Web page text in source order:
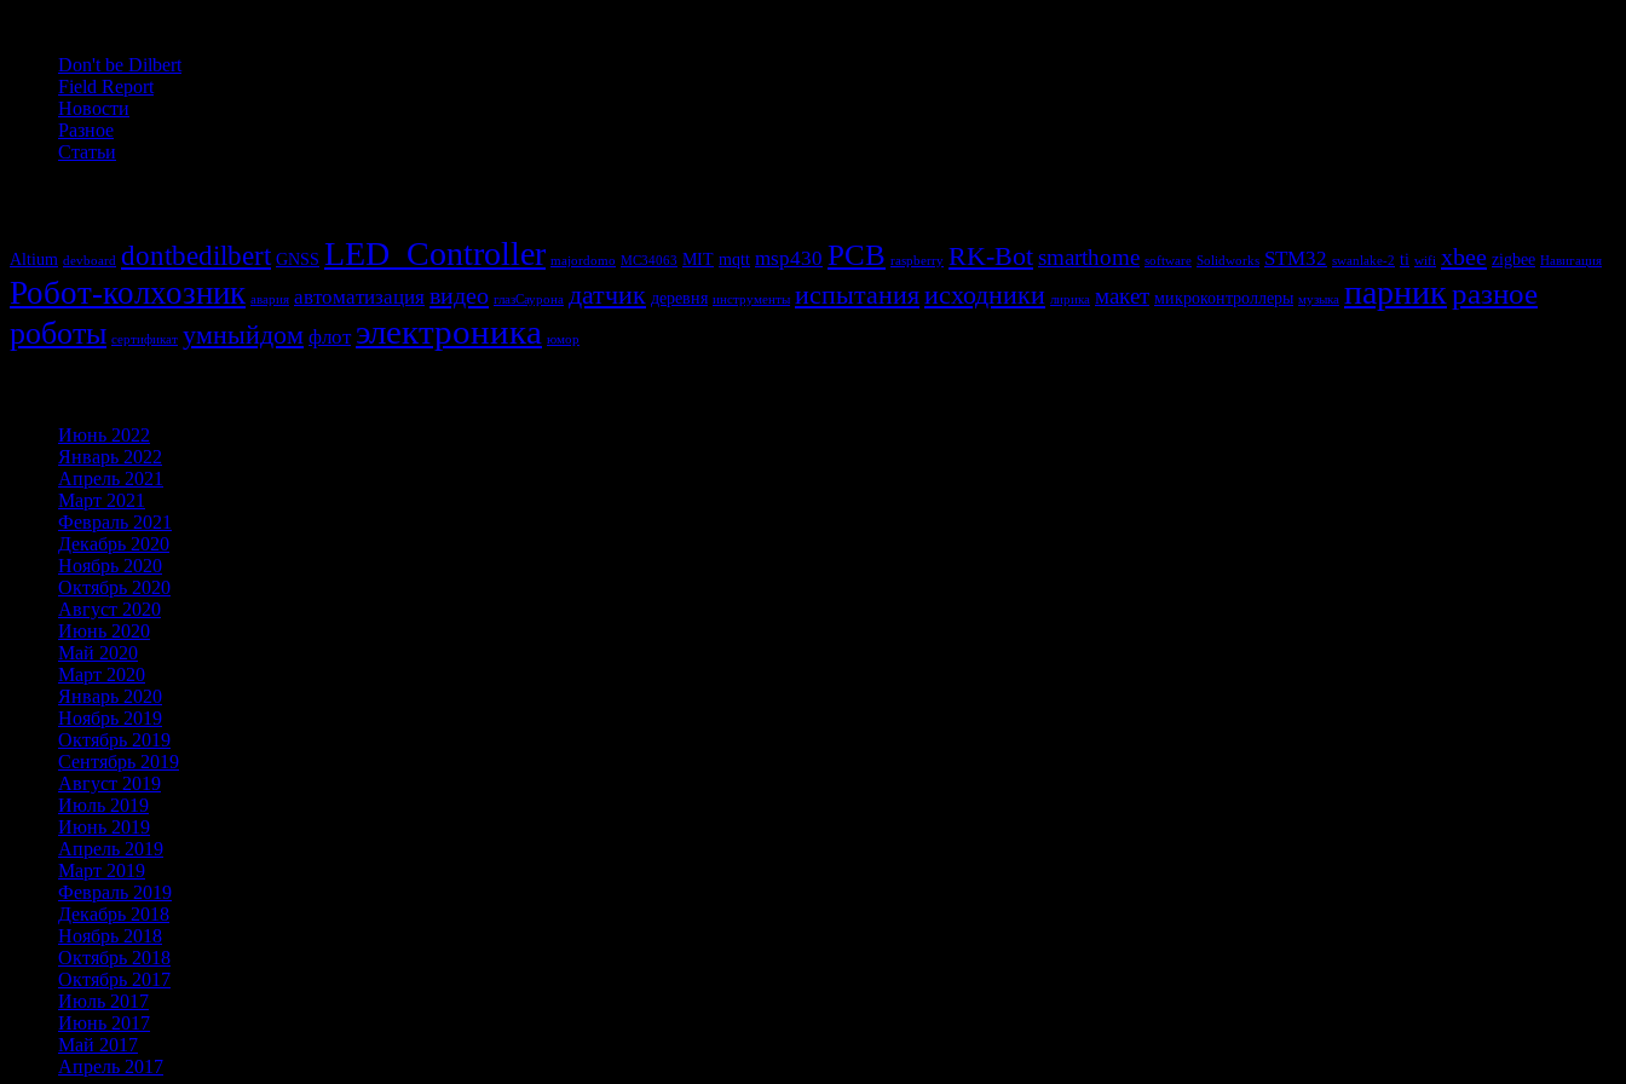
Don't be Dilbert
Field Report
Новости
Разное
Статьи
Altium devboard dontbedilbert GNSS LED_Controller majordomo MC34063 MIT mqtt msp430 PCB raspberry RK-Botsmarthome software Solidworks STM32 swanlake-2 ti wifi xbee zigbee Навигация
Робот-колхозник авария автоматизация видео глазСаурона датчик деревня инструменты испытанияисходники лирика макет микроконтроллеры музыка парникразное
роботы сертификат умныйдом флот электроника юмор
Июнь 2022
Январь 2022
Апрель 2021
Март 2021
Февраль 2021
Декабрь 2020
Ноябрь 2020
Октябрь 2020
Август 2020
Июнь 2020
Май 2020
Март 2020
Январь 2020
Ноябрь 2019
Октябрь 2019
Сентябрь 2019
Август 2019
Июль 2019
Июнь 2019
Апрель 2019
Март 2019
Февраль 2019
Декабрь 2018
Ноябрь 2018
Октябрь 2018
Октябрь 2017
Июль 2017
Июнь 2017
Май 2017
Апрель 2017